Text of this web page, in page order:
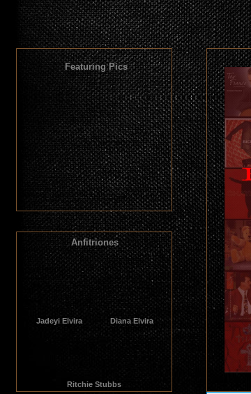
Jadeyi Elvira
Featuring Pics
Diana Elvira
Anfitriones
Ritchie Stubbs